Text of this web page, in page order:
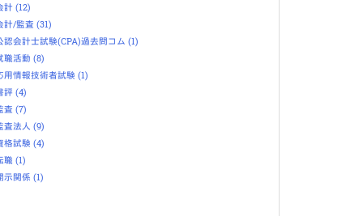
計 (12)
計/監査 (31)
認会計士試験(CPA)過去問コム (1)
職活動 (8)
用情報技術者試験 (1)
評 (4)
査 (7)
査法人 (9)
格試験 (4)
職 (1)
示関係 (1)